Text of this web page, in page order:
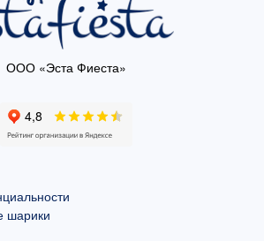
ООО «Эста Фиеста»
шарики